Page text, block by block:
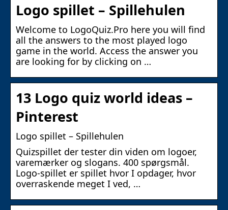
Logo spillet – Spillehulen
Welcome to LogoQuiz.Pro here you will find
all the answers to the most played logo
game in the world. Access the answer you
are looking for by clicking on …
13 Logo quiz world ideas –
Pinterest
Logo spillet – Spillehulen
Quizspillet der tester din viden om logoer,
varemærker og slogans. 400 spørgsmål.
Logo-spillet er spillet hvor I opdager, hvor
overraskende meget I ved, …